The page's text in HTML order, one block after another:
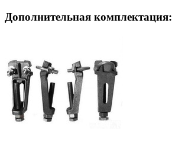
Дополнительная комплектация: